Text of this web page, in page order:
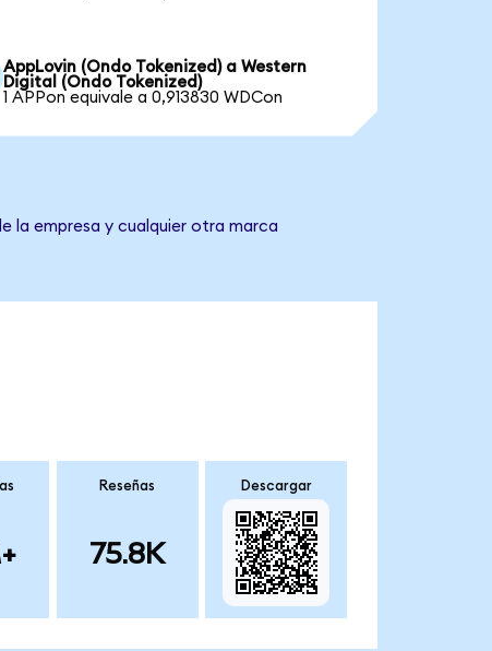
AppLovin (Ondo Tokenized) a Western
Digital (Ondo Tokenized)
1 APPon equivale a 0,913830 WDCon
la empresa y cualquier otra marca
Reseñas
75.8K
Descargar